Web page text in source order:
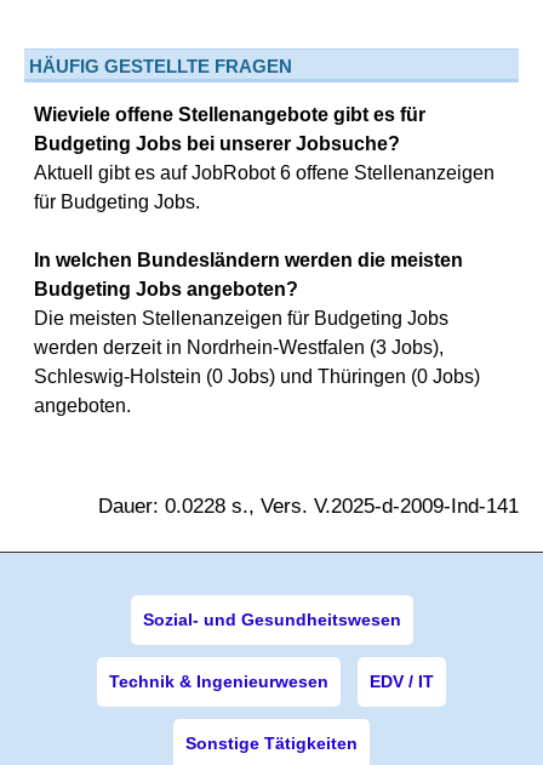
HÄUFIG GESTELLTE FRAGEN
Wieviele offene Stellenangebote gibt es für
Budgeting Jobs bei unserer Jobsuche?
Aktuell gibt es auf JobRobot 6 offene Stellenanzeigen
für Budgeting Jobs.
In welchen Bundesländern werden die meisten
Budgeting Jobs angeboten?
Die meisten Stellenanzeigen für Budgeting Jobs
werden derzeit in Nordrhein-Westfalen (3 Jobs),
Schleswig-Holstein (0 Jobs) und Thüringen (0 Jobs)
angeboten.
Dauer: 0.0228 s., Vers. V.2025-d-2009-Ind-141
Sozial- und Gesundheitswesen
Technik & Ingenieurwesen EDV / IT
Sonstige Tätigkeiten